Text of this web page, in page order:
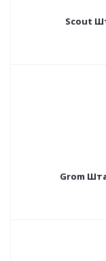
Scout
Grom